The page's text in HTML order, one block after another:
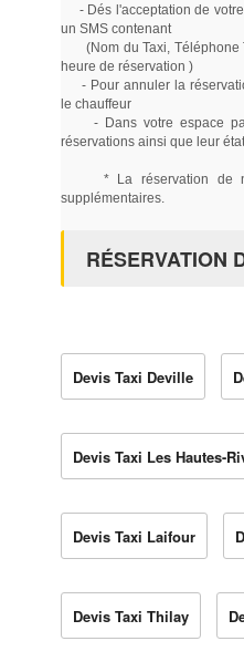
- Dés l'acceptation de
un SMS contenant
(Nom du Taxi, Téléphone
heure de réservation )
- Pour annuler la
le chauffeur
- Dans votre espace
réservations ainsi que leur
* La réservation de
supplémentaires.
RÉSERVATION
Devis Taxi Deville
Devis Taxi Les Hautes-
Devis Taxi Laifour
Devis Taxi Thilay